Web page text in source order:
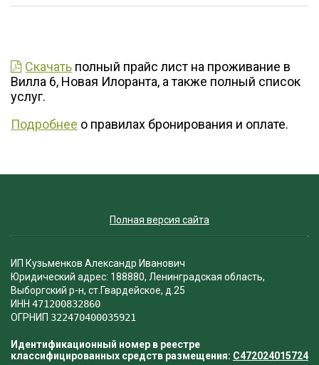
Скачать полный прайс лист на проживание в
Вилла 6, Новая Илоранта, а также полный список
услуг.
Подробнее о правилах бронирования и оплате.
Полная версия сайта
ИП Кузьменков Александр Иванович
Юридический адрес: 188880, Ленинградская область,
Выборгский р-н, ст.Гвардейское, д.25
ИНН 471200832860
ОГРНИП 322470400035921
Идентификационный номер в реестре
классифицированных средств размещения: С472024015724